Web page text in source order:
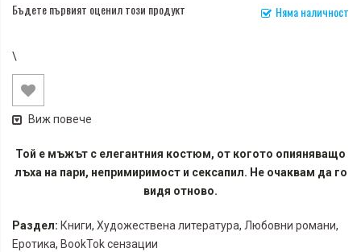
Няма наличност
Бъдете първият оценил този продукт
\
Виж повече
Той е мъжът с елегантния костюм, от когото опияняващо
лъха на пари, непримиримост и сексапил. Не очаквам да го
видя отново.
Раздел: Книги, Художествена литература, Любовни романи,
Еротика, BookTok сензации